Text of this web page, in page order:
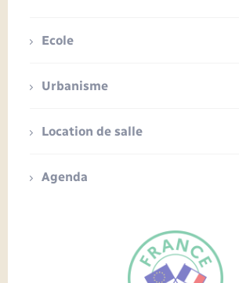
Ecole
Urbanisme
Location de salle
Agenda